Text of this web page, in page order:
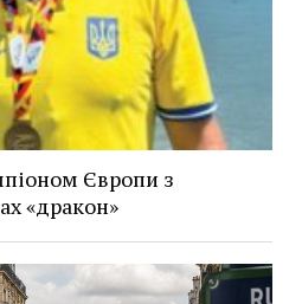
Європи з
«дракон»